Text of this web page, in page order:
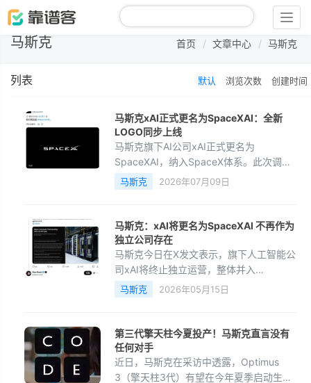
马斯克 首页 文章中心 马斯克
列表 默认 浏览次数 创建时间
马斯克xAI正式更名为SpaceXAI：全新
LOGO同步上线
马斯克旗下AI公司xAI正式更名为
SpaceXAI，纳入SpaceX体系。此次调整
是在SpaceX今年2月收购xAI、6月完成史
上最大规模IPO（估值约1.77万亿美元）后
马斯克 2026年07月09日
马斯克：xAI将更名为SpaceXAI 不再作为
独立公司存在
马斯克今日在X发文表示，旗下人工智能公
司xAI将终止独立运营，整体并入
SpaceX，并正式更名为SpaceXAI。马斯
克此番表态是回应特斯拉投资者关于
马斯克 2026年05月15日
第三代擎天柱今夏投产！马斯克直言没有
任何对手
近日，马斯克在采访中透露，Optimus
3（擎天柱3代）有望在今年夏季启动生